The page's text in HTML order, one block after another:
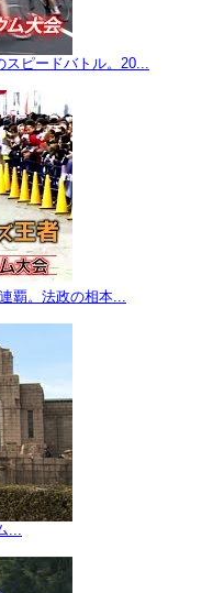
ピードバトル。20...
覇。法政の相本...